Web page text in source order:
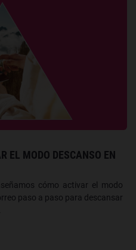
EL MODO DESCANSO EN
cómo activar el modo
paso a paso para descansar